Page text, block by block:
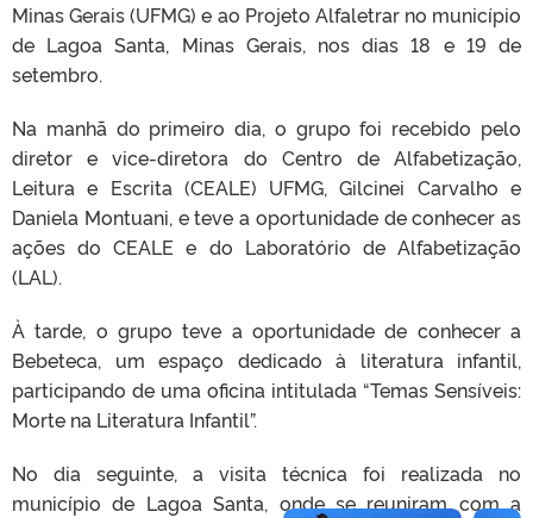
Minas Gerais (UFMG) e ao Projeto Alfaletrar no município
de Lagoa Santa, Minas Gerais, nos dias 18 e 19 de
setembro.
Na manhã do primeiro dia, o grupo foi recebido pelo
diretor e vice-diretora do Centro de Alfabetização,
Leitura e Escrita (CEALE) UFMG, Gilcinei Carvalho e
Daniela Montuani, e teve a oportunidade de conhecer as
ações do CEALE e do Laboratório de Alfabetização
(LAL).
À tarde, o grupo teve a oportunidade de conhecer a
Bebeteca, um espaço dedicado à literatura infantil,
participando de uma oficina intitulada “Temas Sensíveis:
Morte na Literatura Infantil”.
No dia seguinte, a visita técnica foi realizada no
município de Lagoa Santa, onde se reuniram com a